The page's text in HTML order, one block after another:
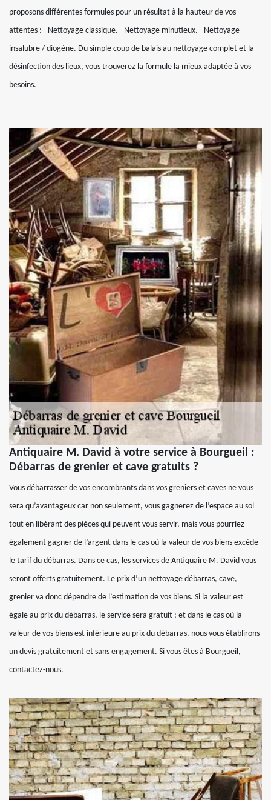
proposons différentes formules pour un résultat à la hauteur de vos
attentes : - Nettoyage classique. - Nettoyage minutieux. - Nettoyage
insalubre / diogène. Du simple coup de balais au nettoyage complet et la
désinfection des lieux, vous trouverez la formule la mieux adaptée à vos
besoins.
Antiquaire M. David à votre service à Bourgueil :
Débarras de grenier et cave gratuits ?
Vous débarrasser de vos encombrants dans vos greniers et caves ne vous
sera qu’avantageux car non seulement, vous gagnerez de l’espace au sol
tout en libérant des pièces qui peuvent vous servir, mais vous pourriez
également gagner de l’argent dans le cas où la valeur de vos biens excède
le tarif du débarras. Dans ce cas, les services de Antiquaire M. David vous
seront offerts gratuitement. Le prix d’un nettoyage débarras, cave,
grenier va donc dépendre de l’estimation de vos biens. Si la valeur est
égale au prix du débarras, le service sera gratuit ; et dans le cas où la
valeur de vos biens est inférieure au prix du débarras, nous vous établirons
un devis gratuitement et sans engagement. Si vous êtes à Bourgueil,
contactez-nous.